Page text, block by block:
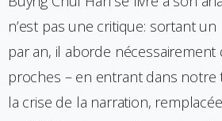
n’est pas une critique: sortant
par an, il aborde nécessairement
proches – en entrant dans
la crise de la narration,